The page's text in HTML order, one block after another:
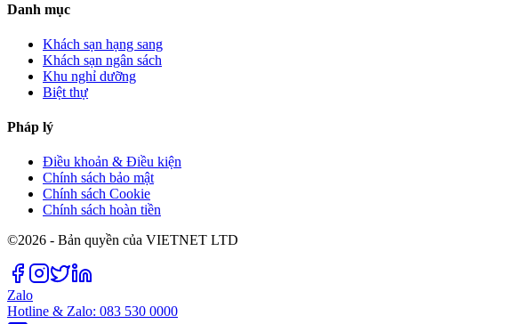
Danh mục
Khách sạn hạng sang
Khách sạn ngân sách
Khu nghỉ dưỡng
Biệt thự
Pháp lý
Điều khoản & Điều kiện
Chính sách bảo mật
Chính sách Cookie
Chính sách hoàn tiền
©2026 - Bản quyền của VIETNET LTD
Zalo
Hotline & Zalo: 083 530 0000